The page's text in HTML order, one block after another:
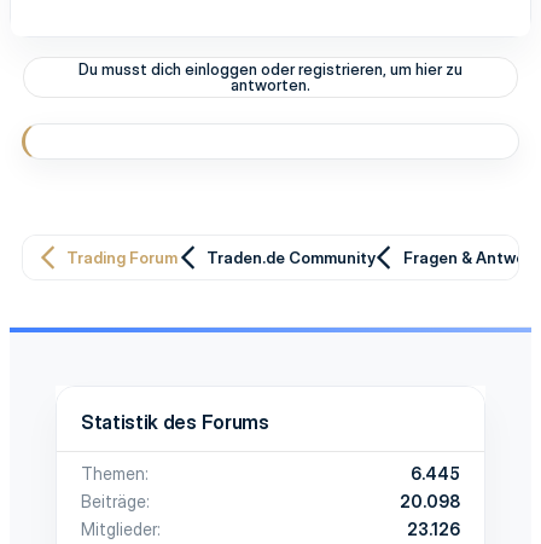
t
o
n
n
Du musst dich einloggen oder registrieren, um hier zu
antworten.
Trading Forum Traden.de Community Fragen &
Statistik des Forums
Themen
6.445
Beiträge
20.098
Mitglieder
23.126